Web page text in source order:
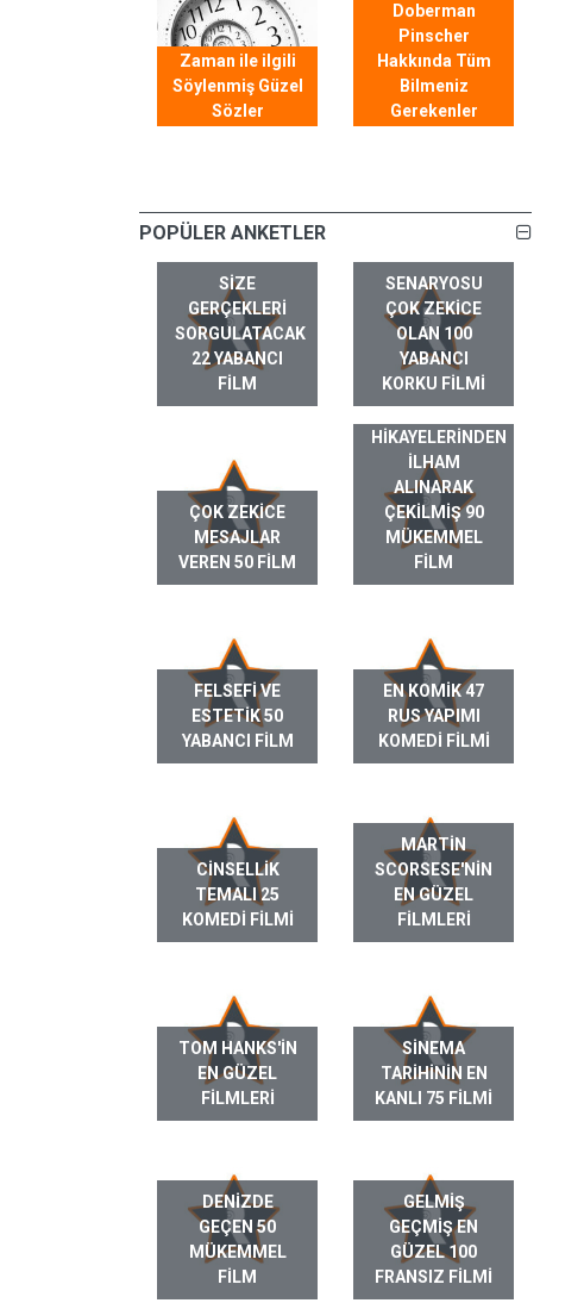
Zaman ile ilgili
Söylenmiş Güzel
Sözler
Doberman
Pinscher
Hakkında Tüm
Bilmeniz
Gerekenler
POPÜLER ANKETLER
SIZE
GERÇEKLERI
SORGULATACAK
22 YABANCI
FILM
SENARYOSU
ÇOK ZEKICE
OLAN 100
YABANCI
KORKU FILMI
ÇOK ZEKICE
MESAJLAR
VEREN 50 FILM
GERÇEK HAYAT
HIKAYELERINDEN
ILHAM
ALINARAK
ÇEKILMIŞ 90
MÜKEMMEL
FILM
FELSEFI VE
ESTETIK 50
YABANCI FILM
EN KOMIK 47
RUS YAPIMI
KOMEDI FILMI
CINSELLIK
TEMALI 25
KOMEDI FILMI
MARTIN
SCORSESE'NIN
EN GÜZEL
FILMLERI
TOM HANKS'IN
EN GÜZEL
FILMLERI
SINEMA
TARIHININ EN
KANLI 75 FILMI
DENIZDE
GEÇEN 50
MÜKEMMEL
FILM
GELMIŞ
GEÇMIŞ EN
GÜZEL 100
FRANSIZ FILMI